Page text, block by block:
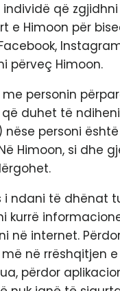
që
e Himoon për
përveç Himoon.
personin
duhet të
personi
Himoon, si dhe
i ndani të dhënat
kurrë
në internet.
në rrëshqitjen
përdor